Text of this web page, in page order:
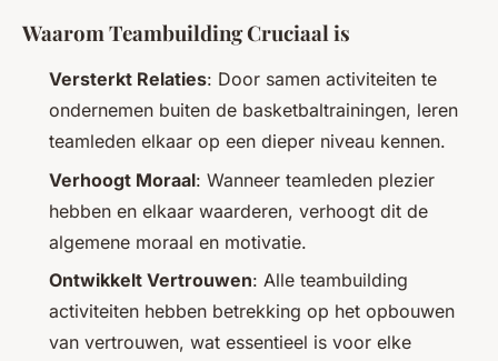
Waarom Teambuilding Cruciaal is
Versterkt Relaties: Door samen activiteiten te
ondernemen buiten de basketbaltrainingen, leren
teamleden elkaar op een dieper niveau kennen.
Verhoogt Moraal: Wanneer teamleden plezier
hebben en elkaar waarderen, verhoogt dit de
algemene moraal en motivatie.
Ontwikkelt Vertrouwen: Alle teambuilding
activiteiten hebben betrekking op het opbouwen
van vertrouwen, wat essentieel is voor elke